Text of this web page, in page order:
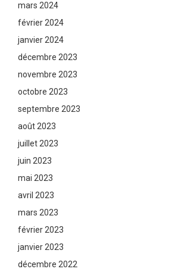
mars 2024
février 2024
janvier 2024
décembre 2023
novembre 2023
octobre 2023
septembre 2023
août 2023
juillet 2023
juin 2023
mai 2023
avril 2023
mars 2023
février 2023
janvier 2023
décembre 2022